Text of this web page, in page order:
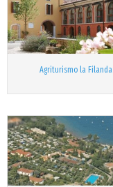
Agriturismo la Filanda